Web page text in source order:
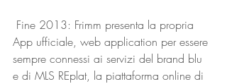
Connect
App ufficiale, web application per essere
sempre connessi ai servizi del brand blu
e di MLS REplat, la piattaforma online di